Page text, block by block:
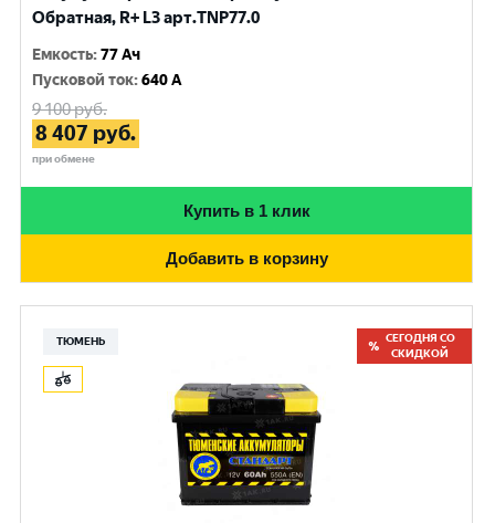
Обратная, R+ L3 арт.TNP77.0
Емкость:77 Ач
Пусковой ток:640 A
9 100руб.
8 407 руб.
при обмене
Купить в 1 клик
Добавить в корзину
ТЮМЕНЬ
СЕГОДНЯ СО
СКИДКОЙ